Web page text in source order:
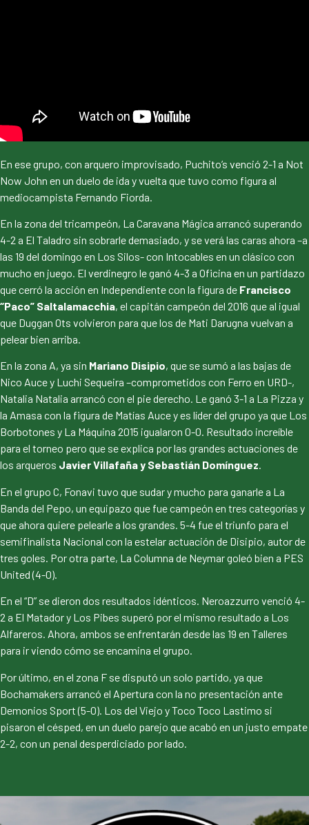
En ese grupo, con arquero improvisado, Puchito’s venció 2-1 a Not
Now John en un duelo de ida y vuelta que tuvo como figura al
mediocampista Fernando Fiorda.
En la zona del tricampeón, La Caravana Mágica arrancó superando
4-2 a El Taladro sin sobrarle demasiado, y se verá las caras ahora –a
las 19 del domingo en Los Silos- con Intocables en un clásico con
mucho en juego. El verdinegro le ganó 4-3 a Oficina en un partidazo
que cerró la acción en Independiente con la figura de Francisco
“Paco” Saltalamacchia, el capitán campeón del 2016 que al igual
que Duggan Ots volvieron para que los de Mati Darugna vuelvan a
pelear bien arriba.
En la zona A, ya sin Mariano Disipio, que se sumó a las bajas de
Nico Auce y Luchi Sequeira –comprometidos con Ferro en URD-,
Natalia Natalia arrancó con el pie derecho. Le ganó 3-1 a La Pizza y
la Amasa con la figura de Matías Auce y es líder del grupo ya que Los
Borbotones y La Máquina 2015 igualaron 0-0. Resultado increíble
para el torneo pero que se explica por las grandes actuaciones de
los arqueros Javier Villafaña y Sebastián Domínguez.
En el grupo C, Fonavi tuvo que sudar y mucho para ganarle a La
Banda del Pepo, un equipazo que fue campeón en tres categorías y
que ahora quiere pelearle a los grandes. 5-4 fue el triunfo para el
semifinalista Nacional con la estelar actuación de Disipio, autor de
tres goles. Por otra parte, La Columna de Neymar goleó bien a PES
United (4-0).
En el “D” se dieron dos resultados idénticos. Neroazzurro venció 4-
2 a El Matador y Los Pibes superó por el mismo resultado a Los
Alfareros. Ahora, ambos se enfrentarán desde las 19 en Talleres
para ir viendo cómo se encamina el grupo.
Por último, en el zona F se disputó un solo partido, ya que
Bochamakers arrancó el Apertura con la no presentación ante
Demonios Sport (5-0). Los del Viejo y Toco Toco Lastimo si
pisaron el césped, en un duelo parejo que acabó en un justo empate
2-2, con un penal desperdiciado por lado.